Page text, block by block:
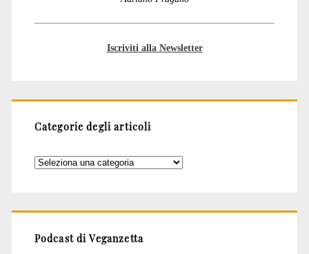
Iscriviti alla Newsletter
Categorie degli articoli
Categorie
Podcast di Veganzetta